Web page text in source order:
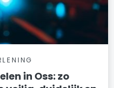
in Oss: zo